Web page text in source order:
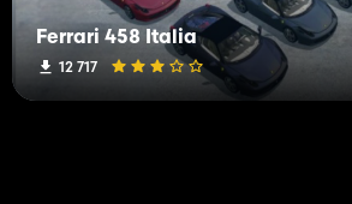
Ferrari 458 Italia
12 717